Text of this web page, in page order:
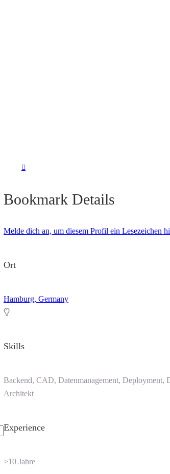
Bookmark Details
Melde dich an, um diesem Profil ein Lesezeichen
Ort
Hamburg, Germany
Skills
Backend, CAD, Datenmanagement, Deployment,
Architekt
Experience
>10 Jahre